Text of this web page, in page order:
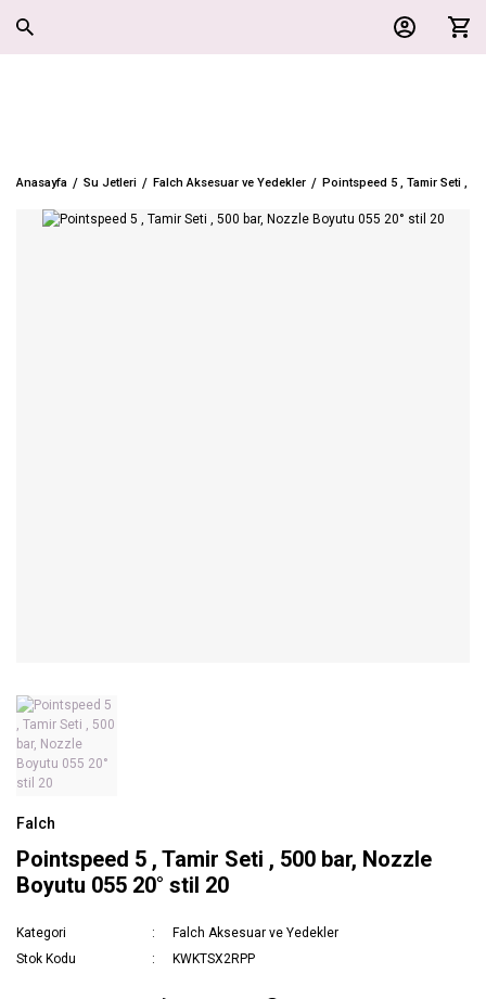
Anasayfa Su Jetleri Falch Aksesuar ve Yedekler Pointspeed 5 , Tamir Seti ,
Falch
Pointspeed 5 , Tamir Seti , 500 bar, Nozzle
Boyutu 055 20° stil 20
Kategori
Falch Aksesuar ve Yedekler
Stok Kodu
KWKTSX2RPP